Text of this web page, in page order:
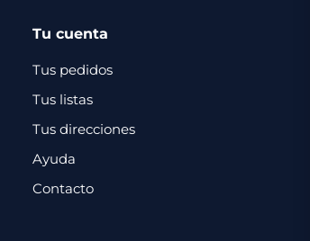
Tu cuenta
Tus pedidos
Tus listas
Tus direcciones
Ayuda
Contacto